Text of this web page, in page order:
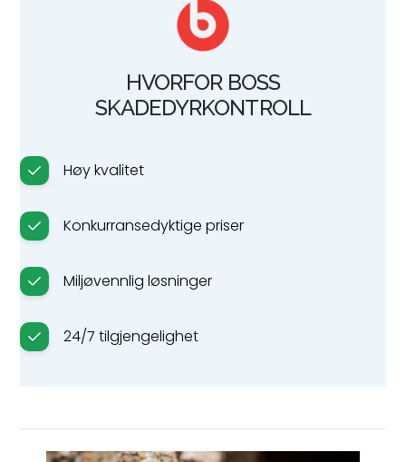
HVORFOR BOSS
SKADEDYRKONTROLL
Høy kvalitet
Konkurransedyktige priser
Miljøvennlig løsninger
24/7 tilgjengelighet